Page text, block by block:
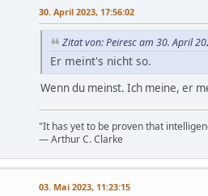
30. April 2023, 17:56:02
Zitat von: Peiresc am 30. April
Er meint's nicht so.
Wenn du meinst. Ich meine, er
"It has yet to be proven that
― Arthur C. Clarke
03. Mai 2023, 11:23:15